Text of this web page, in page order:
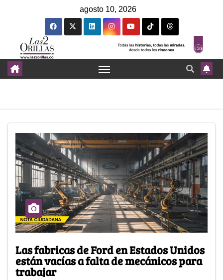
agosto 10, 2026
Las fabricas de Ford en Estados Unidos
están vacías a falta de mecánicos para
trabajar